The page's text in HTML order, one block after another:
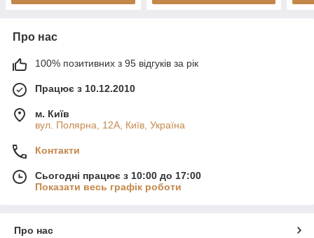
Про нас
100% позитивних з 95 відгуків за рік
Працює з 10.12.2010
м. Київ
вул. Полярна, 12А, Київ, Україна
Контакти
Сьогодні працює з 10:00 до 17:00
Показати весь графік роботи
Про нас